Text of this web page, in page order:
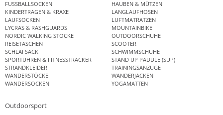
FUSSBALLSOCKEN
HAUBEN & MÜTZEN
KINDERTRAGEN & KRAXE
LANGLAUFHOSEN
LAUFSOCKEN
LUFTMATRATZEN
LYCRAS & RASHGUARDS
MOUNTAINBIKE
NORDIC WALKING STÖCKE
OUTDOORSCHUHE
REISETASCHEN
SCOOTER
SCHLAFSACK
SCHWIMMSCHUHE
SPORTUHREN & FITNESSTRACKER
STAND UP PADDLE (SUP)
STRANDKLEIDER
TRAININGSANZÜGE
WANDERSTÖCKE
WANDERJACKEN
WANDERSOCKEN
YOGAMATTEN
Outdoorsport